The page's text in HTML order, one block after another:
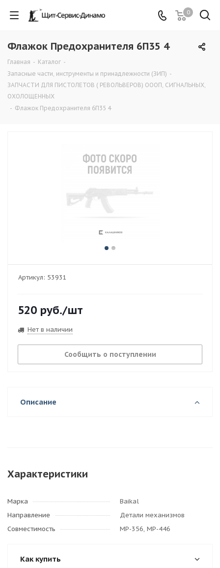
0
Флажок Предохранителя 6П35 4
Главная - Каталог -
Запасные части, инструменты и принадлежности (ЗИП) -
ЗАПЧАСТИ ДЛЯ ПИСТОЛЕТОВ ( РЕВОЛЬВЕРОВ) ОООП, СИГНАЛЬНЫХ,
ОХОЛОЩЕННЫХ
- Флажок Предохранителя 6П35 4
Артикул: 53931
520 руб./шт
Нет в наличии
Сообщить о поступлении
Описание
Характеристики
Марка
Baikal
Направление
Детали механизмов
Совместимость
МР-356, МР-446
Как купить